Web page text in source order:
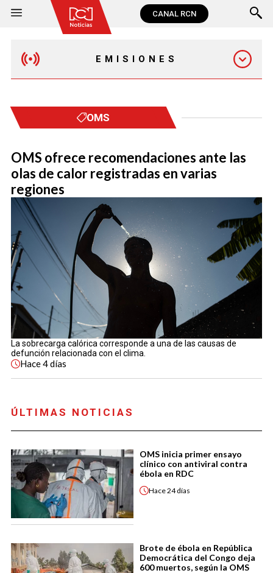
CANAL RCN
EMISIONES
EMISIÓN 7:00 PM
EMISIÓN 11:30 PM
OMS
OMS ofrece recomendaciones ante las
olas de calor registradas en varias
regiones
La sobrecarga calórica corresponde a una de las causas de
defunción relacionada con el clima.
Hace4 días
ÚLTIMAS NOTICIAS
OMS inicia primer ensayo
clínico con antiviral contra
ébola en RDC
Hace24 días
Brote de ébola en República
Democrática del Congo deja
600 muertos, según la OMS